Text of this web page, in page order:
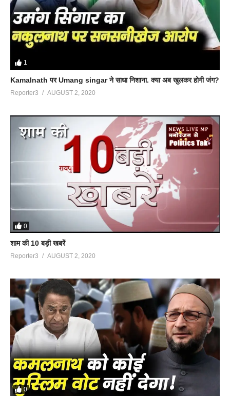
1
Kamalnath पर Umang singar ने साधा निशाना. क्या अब खुलकर होगी जंग?
Reporter3 AUGUST 2, 2020
0
शाम की 10 बड़ी खबरें
Reporter3 AUGUST 2, 2020
0